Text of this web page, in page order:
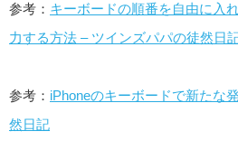
参考： キーボードの順番を自由に入
力する方法 – ツインズパパの徒然日
参考： iPhoneのキーボードで新たな
然日記